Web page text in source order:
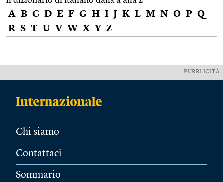
A B C D E F G H I J K L M N O P Q
R S T U V W X Y Z
PUBBLICITÀ
Chi siamo
Contattaci
Sommario